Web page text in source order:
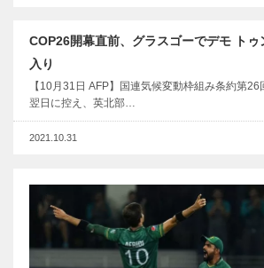
COP26開幕直前、グラスゴーでデモ トゥ
入り
【10月31日 AFP】国連気候変動枠組み条約第
翌日に控え、英北部…
2021.10.31